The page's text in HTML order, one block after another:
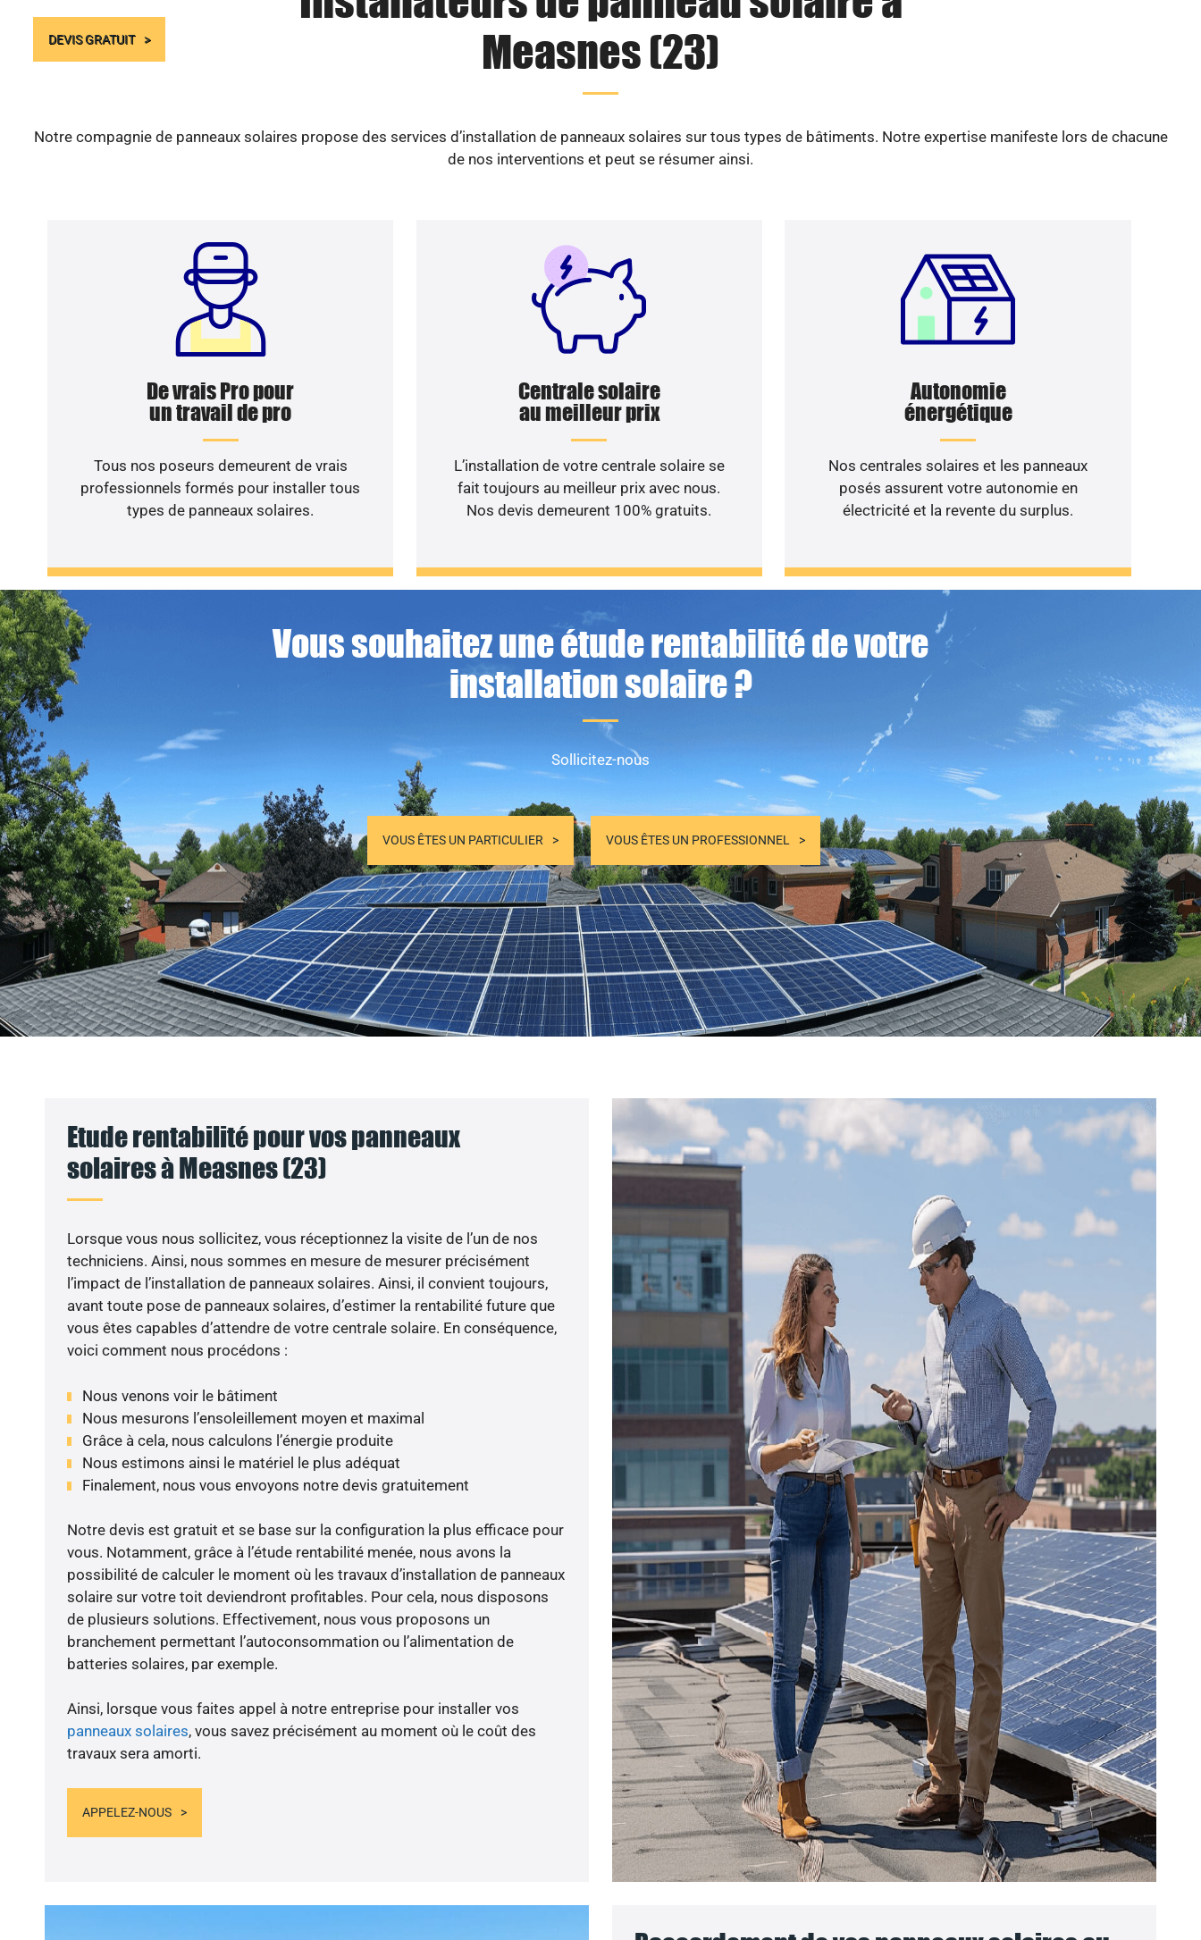
DEVIS GRATUIT
Measnes (23)
Notre compagnie de panneaux solaires propose des services d’installation de panneaux solaires sur tous types de bâtiments. Notre expertise manifeste lors de chacune
de nos interventions et peut se résumer ainsi.
De vrais Pro pour
un travail de pro
Tous nos poseurs demeurent de vrais
professionnels formés pour installer tous
types de panneaux solaires.
Centrale solaire
au meilleur prix
L’installation de votre centrale solaire se
fait toujours au meilleur prix avec nous.
Nos devis demeurent 100% gratuits.
Autonomie
énergétique
Nos centrales solaires et les panneaux
posés assurent votre autonomie en
électricité et la revente du surplus.
Vous souhaitez une étude rentabilité de votre
installation solaire ?
Sollicitez-nous
VOUS ÊTES UN PARTICULIER VOUS ÊTES UN PROFESSIONNEL
Etude rentabilité pour vos panneaux
solaires à Measnes (23)
Lorsque vous nous sollicitez, vous réceptionnez la visite de l’un de nos
techniciens. Ainsi, nous sommes en mesure de mesurer précisément
l’impact de l’installation de panneaux solaires. Ainsi, il convient toujours,
avant toute pose de panneaux solaires, d’estimer la rentabilité future que
vous êtes capables d’attendre de votre centrale solaire. En conséquence,
voici comment nous procédons :
Nous venons voir le bâtiment
Nous mesurons l’ensoleillement moyen et maximal
Grâce à cela, nous calculons l’énergie produite
Nous estimons ainsi le matériel le plus adéquat
Finalement, nous vous envoyons notre devis gratuitement
Notre devis est gratuit et se base sur la configuration la plus efficace pour
vous. Notamment, grâce à l’étude rentabilité menée, nous avons la
possibilité de calculer le moment où les travaux d’installation de panneaux
solaire sur votre toit deviendront profitables. Pour cela, nous disposons
de plusieurs solutions. Effectivement, nous vous proposons un
branchement permettant l’autoconsommation ou l’alimentation de
batteries solaires, par exemple.
Ainsi, lorsque vous faites appel à notre entreprise pour installer vos
panneaux solaires, vous savez précisément au moment où le coût des
travaux sera amorti.
APPELEZ-NOUS